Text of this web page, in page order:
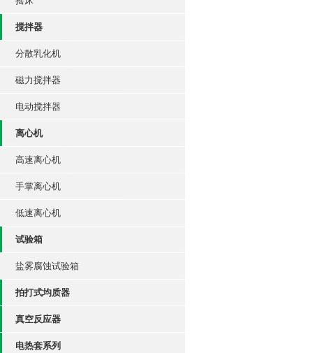
搅拌器
分散乳化机
磁力搅拌器
电动搅拌器
离心机
高速离心机
手掌离心机
低速离心机
试验箱
盐雾腐蚀试验箱
拍打式均质器
真空反应器
电热套系列